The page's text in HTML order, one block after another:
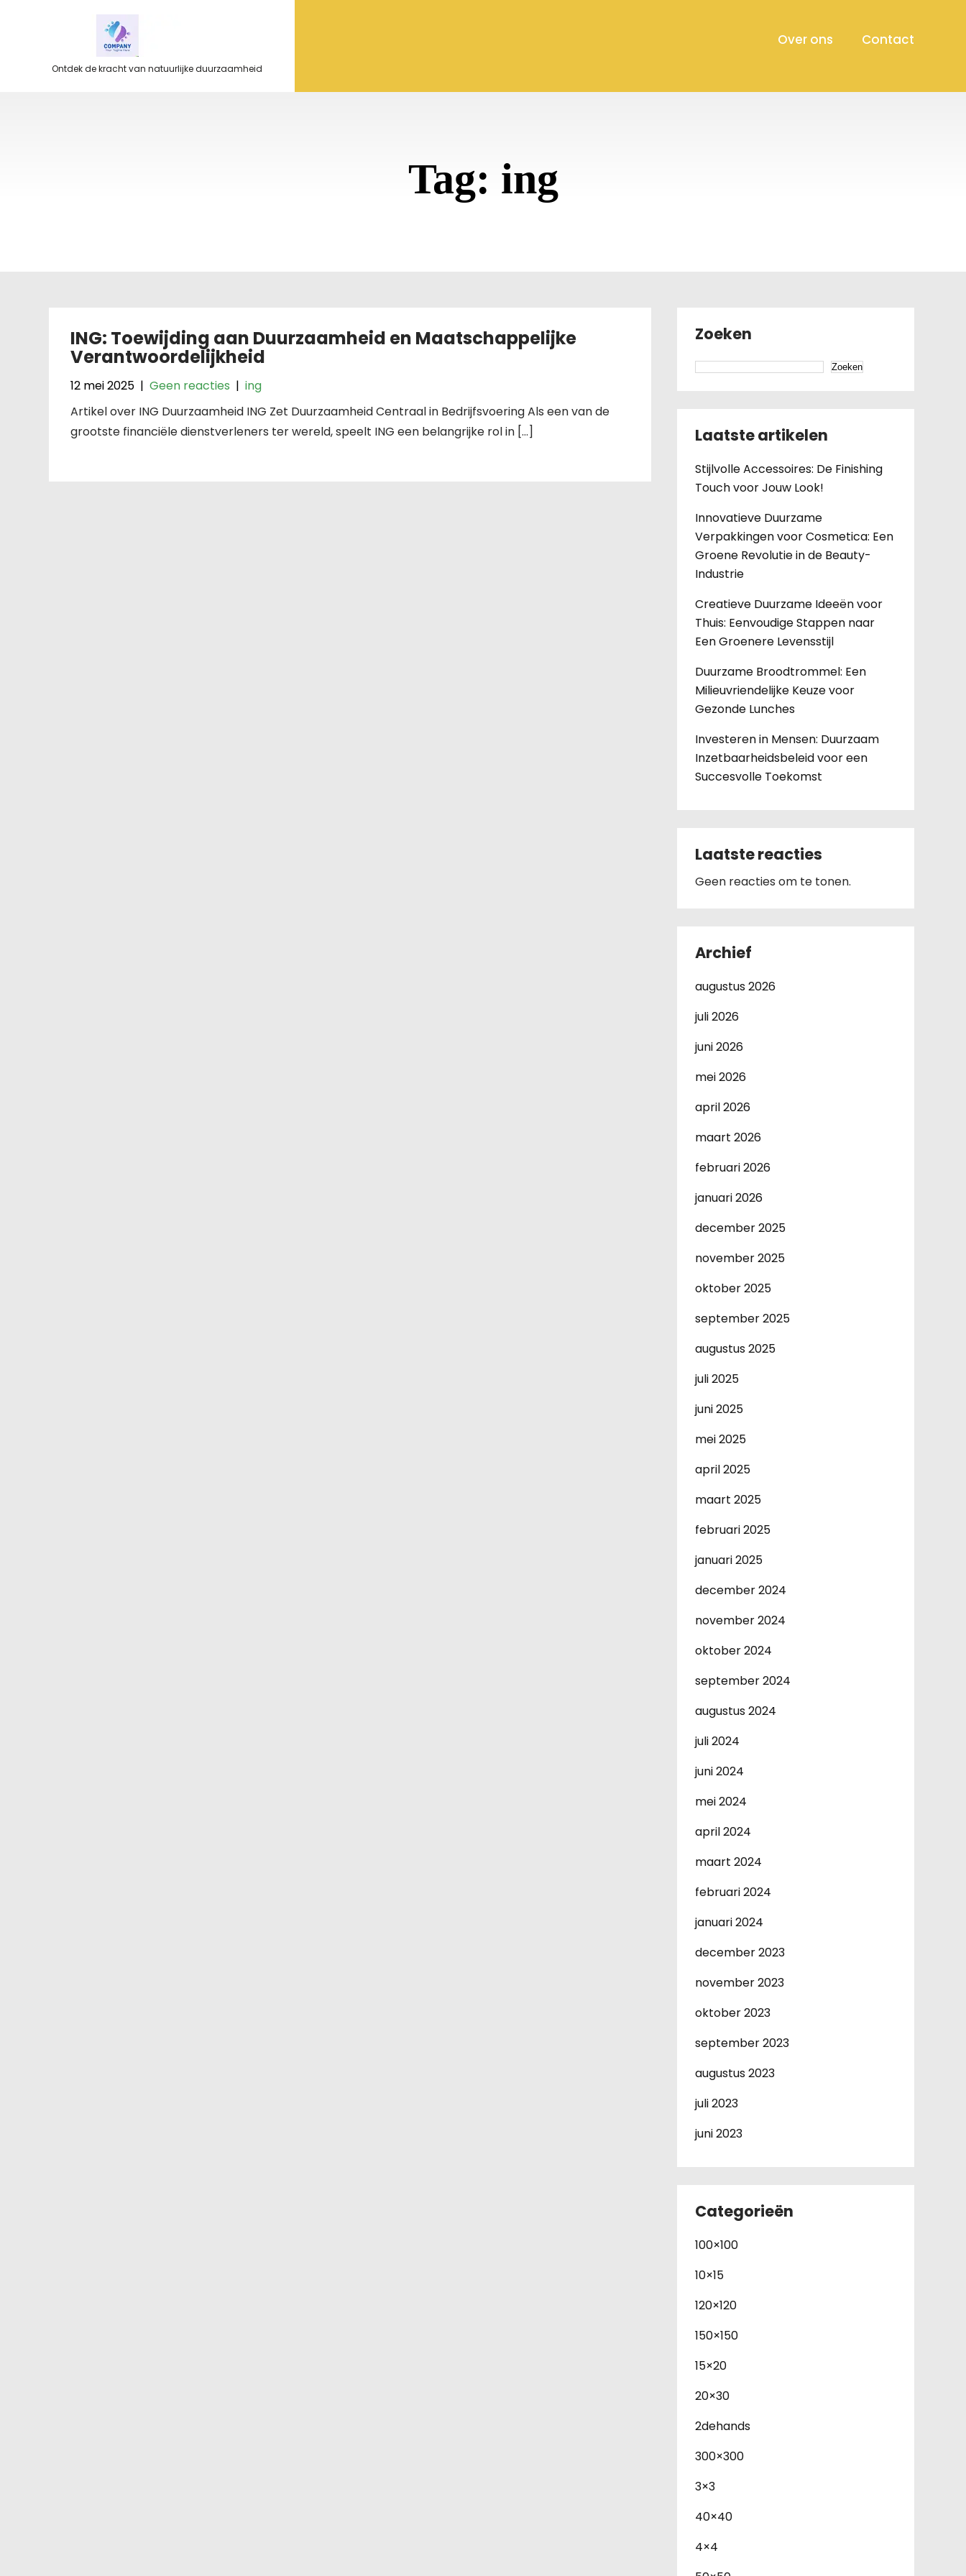
Ontdek de kracht van natuurlijke duurzaamheid
Over ons Contact
Tag: ing
ING: Toewijding aan Duurzaamheid en Maatschappelijke
Verantwoordelijkheid
12 mei 2025 | Geen reacties | ing
Artikel over ING Duurzaamheid ING Zet Duurzaamheid Centraal in Bedrijfsvoering Als een van de
grootste financiële dienstverleners ter wereld, speelt ING een belangrijke rol in […]
Zoeken
Zoeken
Laatste artikelen
Stijlvolle Accessoires: De Finishing
Touch voor Jouw Look!
Innovatieve Duurzame
Verpakkingen voor Cosmetica: Een
Groene Revolutie in de Beauty-
Industrie
Creatieve Duurzame Ideeën voor
Thuis: Eenvoudige Stappen naar
Een Groenere Levensstijl
Duurzame Broodtrommel: Een
Milieuvriendelijke Keuze voor
Gezonde Lunches
Investeren in Mensen: Duurzaam
Inzetbaarheidsbeleid voor een
Succesvolle Toekomst
Laatste reacties
Geen reacties om te tonen.
Archief
augustus 2026
juli 2026
juni 2026
mei 2026
april 2026
maart 2026
februari 2026
januari 2026
december 2025
november 2025
oktober 2025
september 2025
augustus 2025
juli 2025
juni 2025
mei 2025
april 2025
maart 2025
februari 2025
januari 2025
december 2024
november 2024
oktober 2024
september 2024
augustus 2024
juli 2024
juni 2024
mei 2024
april 2024
maart 2024
februari 2024
januari 2024
december 2023
november 2023
oktober 2023
september 2023
augustus 2023
juli 2023
juni 2023
Categorieën
100×100
10×15
120×120
150×150
15×20
20×30
2dehands
300×300
3×3
40×40
4×4